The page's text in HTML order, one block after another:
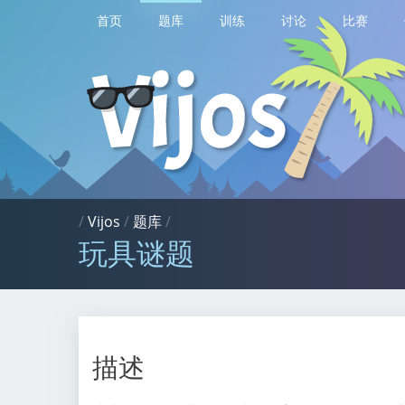
首页 题库 训练 讨论 比赛
/Vijos /题库/
玩具谜题
描述